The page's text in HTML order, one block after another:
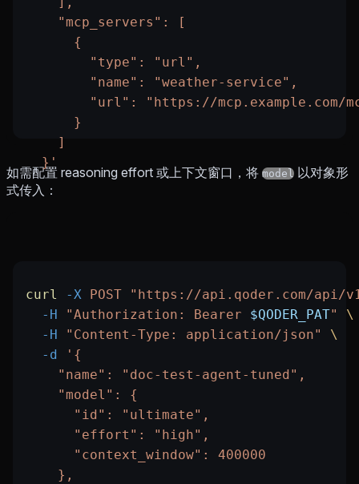
    "mcp_servers": [
      {
        "type": "url",
        "name": "weather-service",
"url": "https://mcp.example.com/
      }
    ]
  }'
如需配置 reasoning effort 或上下文窗口，将 model 以对象形
式传入：
curl -X POST "https://api.qoder.com/api/
  -H
"Authorization: Bearer $QODER_PAT"
\
  -H
"Content-Type: application/json"
\
  -d
'{
    "name": "doc-test-agent-tuned",
    "model": {
      "id": "ultimate",
      "effort": "high",
      "context_window": 400000
    },